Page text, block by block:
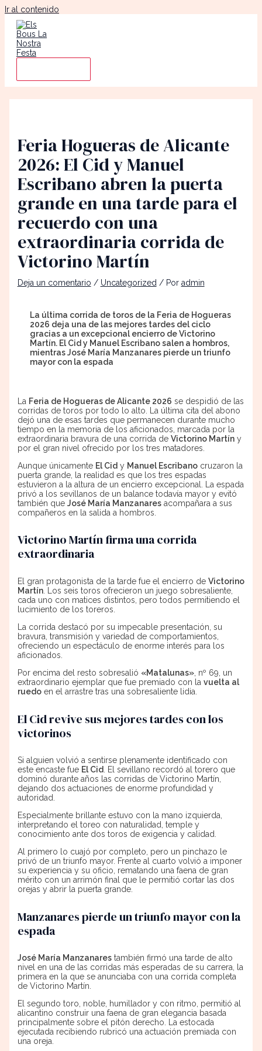
Ir al contenido
Feria Hogueras de Alicante
2026: El Cid y Manuel
Escribano abren la puerta
grande en una tarde para el
recuerdo con una
extraordinaria corrida de
Victorino Martín
Deja un comentario / Uncategorized / Por admin
La última corrida de toros de la Feria de Hogueras
2026 deja una de las mejores tardes del ciclo
gracias a un excepcional encierro de Victorino
Martín. El Cid y Manuel Escribano salen a hombros,
mientras José María Manzanares pierde un triunfo
mayor con la espada
La Feria de Hogueras de Alicante 2026 se despidió de las
corridas de toros por todo lo alto. La última cita del abono
dejó una de esas tardes que permanecen durante mucho
tiempo en la memoria de los aficionados, marcada por la
extraordinaria bravura de una corrida de Victorino Martíny
por el gran nivel ofrecido por los tres matadores.
Aunque únicamente El Cid y Manuel Escribanocruzaron la
puerta grande, la realidad es que los tres espadas
estuvieron a la altura de un encierro excepcional. La espada
privó a los sevillanos de un balance todavía mayor y evitó
también que José María Manzanaresacompañara a sus
compañeros en la salida a hombros.
Victorino Martín firma una corrida
extraordinaria
El gran protagonista de la tarde fue el encierro de Victorino
Martín. Los seis toros ofrecieron un juego sobresaliente,
cada uno con matices distintos, pero todos permitiendo el
lucimiento de los toreros.
La corrida destacó por su impecable presentación, su
bravura, transmisión y variedad de comportamientos,
ofreciendo un espectáculo de enorme interés para los
aficionados.
Por encima del resto sobresalió «Matalunas», nº 69, un
extraordinario ejemplar que fue premiado con la vuelta al
ruedoen el arrastre tras una sobresaliente lidia.
El Cid revive sus mejores tardes con los
victorinos
Si alguien volvió a sentirse plenamente identificado con
este encaste fue El Cid. El sevillano recordó al torero que
dominó durante años las corridas de Victorino Martín,
dejando dos actuaciones de enorme profundidad y
autoridad.
Especialmente brillante estuvo con la mano izquierda,
interpretando el toreo con naturalidad, temple y
conocimiento ante dos toros de exigencia y calidad.
Al primero lo cuajó por completo, pero un pinchazo le
privó de un triunfo mayor. Frente al cuarto volvió a imponer
su experiencia y su oficio, rematando una faena de gran
mérito con un arrimón final que le permitió cortar las dos
orejas y abrir la puerta grande.
Manzanares pierde un triunfo mayor con la
espada
José María Manzanarestambién firmó una tarde de alto
nivel en una de las corridas más esperadas de su carrera, la
primera en la que se anunciaba con una corrida completa
de Victorino Martín.
El segundo toro, noble, humillador y con ritmo, permitió al
alicantino construir una faena de gran elegancia basada
principalmente sobre el pitón derecho. La estocada
ejecutada recibiendo rubricó una actuación premiada con
una oreja.